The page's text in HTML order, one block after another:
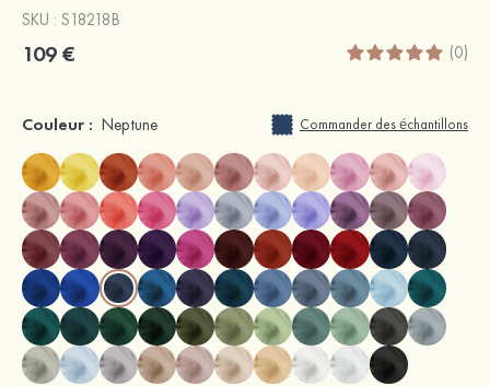
SKU : S18218B
109 € (0)
Couleur : Neptune Commander des échantillons